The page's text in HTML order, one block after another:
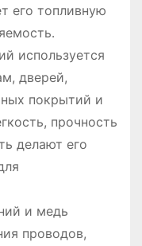
его топливную
используется
дверей,
покрытий и
прочность
делают его
и медь
проводов,